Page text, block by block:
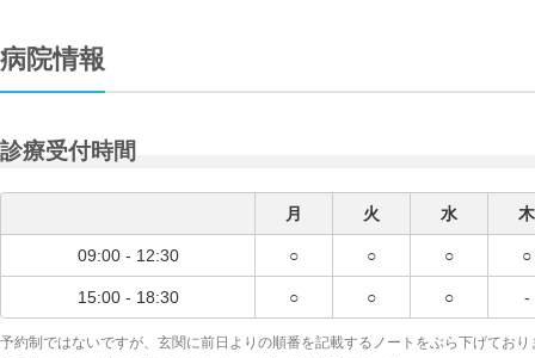
病院情報
診療受付時間
月 火 水 木
09:00 - 12:30 ○ ○ ○ ○
15:00 - 18:30 ○ ○ ○ -
予約制ではないですが、玄関に前日よりの順番を記載するノートをぶら下げてお